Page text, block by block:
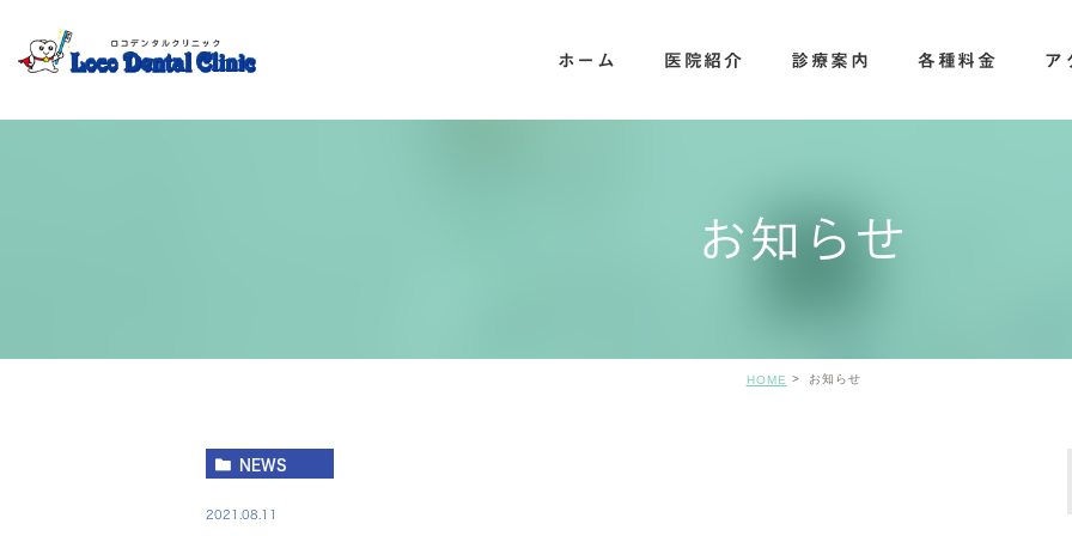
ホーム 医院紹介 診療案内
その他内容について
各種料金 ア
お知らせ
HOME お知らせ
NEWS
2021.08.11